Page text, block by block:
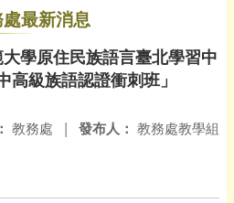
最新消息
大學原住民族語言臺北學習中
級族語認證衝刺班」
發布人： 教務處教學組
教務處 |